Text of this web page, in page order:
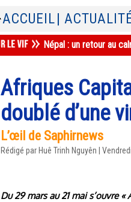
ACCUEIL |
Népal : un retour au
Afriques
doublé d’une
L’œil de Saphirnews
Rédigé par Huê Trinh Nguyên |
Du 29 mars au 21 mai s’ouvre